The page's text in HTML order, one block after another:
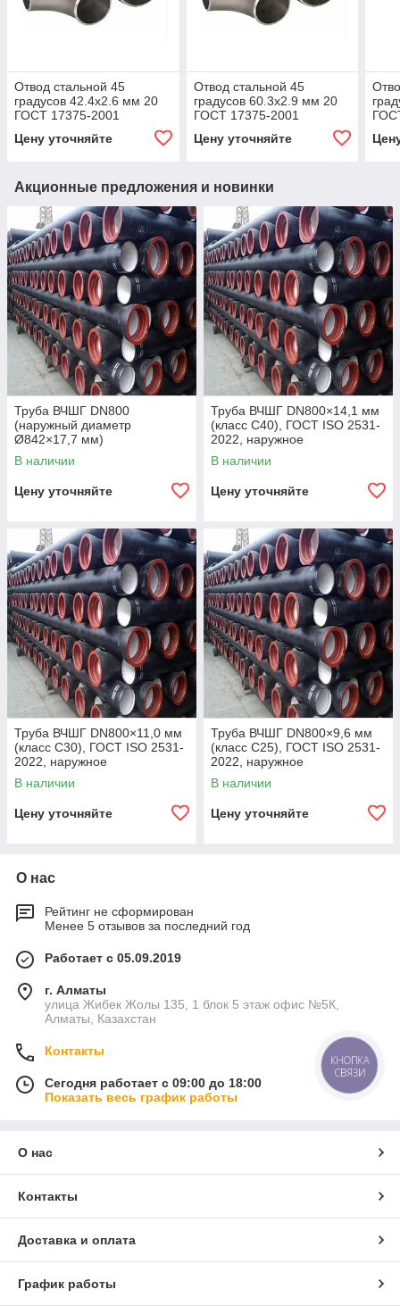
Отвод стальной 45
градусов 42.4x2.6 мм 20
ГОСТ 17375-2001
Цену уточняйте
Отвод стальной 45
градусов 60.3x2.9 мм 20
ГОСТ 17375-2001
Цену уточняйте
Акционные предложения и новинки
Труба ВЧШГ DN800
(наружный диаметр
Ø842×17,7 мм)
В наличии
Цену уточняйте
Труба ВЧШГ DN800×14,1 мм
(класс C40), ГОСТ ISO 2531-
2022, наружное
полиуретановое покрытие,
внутреннее цементно-
В наличии
Цену уточняйте
Труба ВЧШГ DN800×11,0 мм
(класс C30), ГОСТ ISO 2531-
2022, наружное
полиуретановое покрытие,
внутреннее цементно-
В наличии
Цену уточняйте
Труба ВЧШГ DN800×9,6 мм
(класс C25), ГОСТ ISO 2531-
2022, наружное
полиуретановое покрытие,
внутреннее цементно-
В наличии
Цену уточняйте
О нас
Рейтинг не сформирован
Менее 5 отзывов за последний год
Работает с 05.09.2019
г. Алматы
улица Жибек Жолы 135, 1 блок 5 этаж офис №5К,
Алматы, Казахстан
Контакты
Сегодня работает с 09:00 до 18:00
Показать весь график работы
О нас
Контакты
Доставка и оплата
График работы
КНОПКА
СВЯЗИ